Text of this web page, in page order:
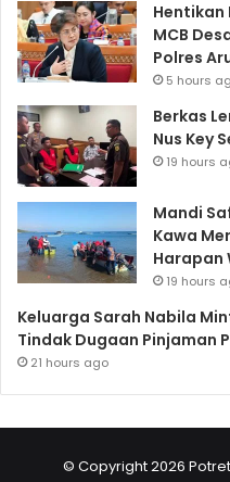
Hentikan
MCB
Polres
5 hours
Berkas
Nus Key
19 hours
Mandi
Kawa
Harapan
19 hours
Keluarga Sarah Nabila
Tindak Dugaan Pinjaman
21 hours ago
© Copyright 2026